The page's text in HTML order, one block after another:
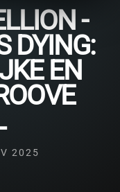
-
DYING:
EN
2025